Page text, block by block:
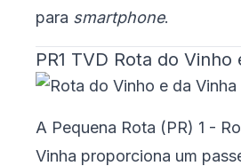
para smartphone.
PR1 TVD Rota do Vinho
A Pequena Rota (PR) 1 -
Vinha proporciona um